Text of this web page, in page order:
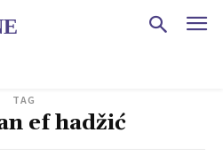
TAG
ef hadžić